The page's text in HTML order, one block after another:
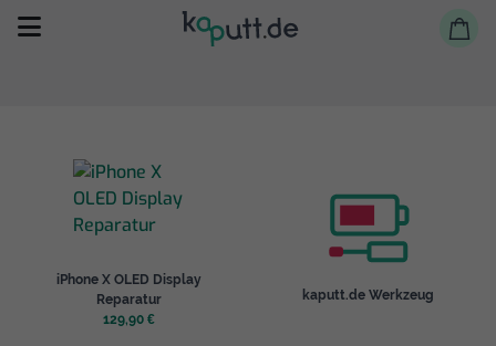
Selbst reparieren
Reparieren lassen
iPhone X OLED Display
Reparatur
129,90 €
kaputt.de Werkzeug